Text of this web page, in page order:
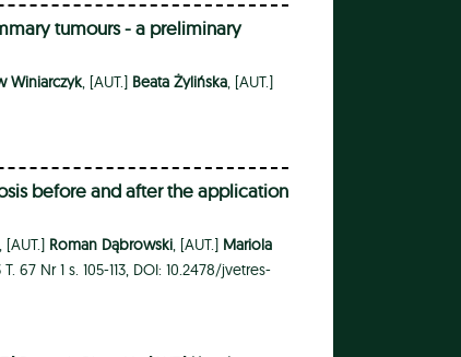
tumours - a preliminary
Winiarczyk , [AUT.] Beata Żylińska , [AUT.]
before and after the application
, [AUT.] Roman Dąbrowski , [AUT.] Mariola
67 Nr 1 s. 105-113, DOI: 10.2478/jvetres-